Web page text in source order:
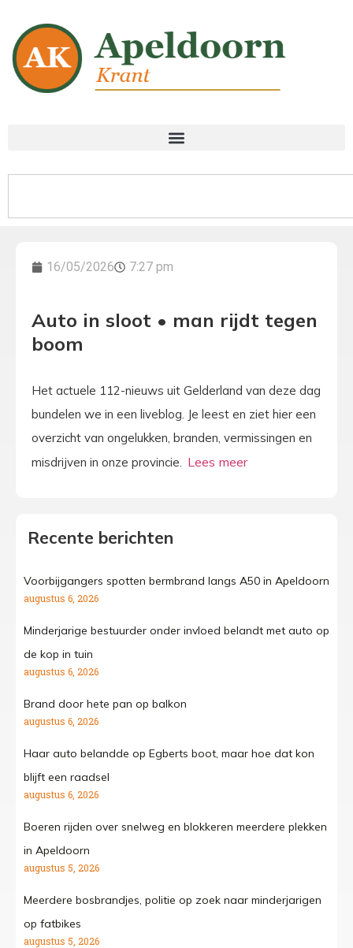
16/05/2026 7:27 pm
Auto in sloot • man rijdt tegen
boom
Het actuele 112-nieuws uit Gelderland van deze dag
bundelen we in een liveblog. Je leest en ziet hier een
overzicht van ongelukken, branden, vermissingen en
misdrijven in onze provincie.
Recente berichten
Voorbijgangers spotten bermbrand langs A50 in Apeldoorn
augustus 6, 2026
Minderjarige bestuurder onder invloed belandt met auto op
de kop in tuin
augustus 6, 2026
Brand door hete pan op balkon
augustus 6, 2026
Haar auto belandde op Egberts boot, maar hoe dat kon
blijft een raadsel
augustus 6, 2026
Boeren rijden over snelweg en blokkeren meerdere plekken
in Apeldoorn
augustus 5, 2026
Meerdere bosbrandjes, politie op zoek naar minderjarigen
op fatbikes
augustus 5, 2026